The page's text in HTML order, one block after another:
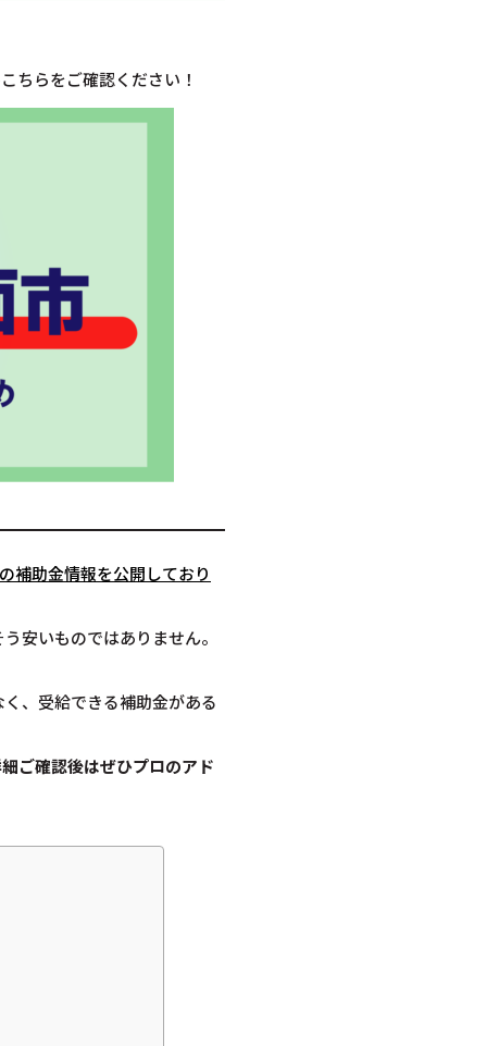
ちらをご確認ください！
補助金情報を公開しており
安いものではありません。
、受給できる補助金がある
ご確認後はぜひプロのアド